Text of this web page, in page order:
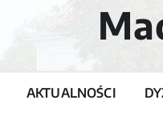
AKTUALNOŚCI